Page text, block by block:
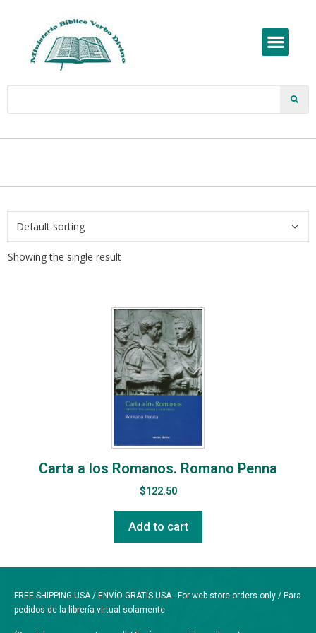
Showing the single result
Carta a los Romanos. Romano Penna
$122.50
Add to cart
FREE SHIPPING USA / ENVÍO GRATIS USA - For web-store orders only / Para
pedidos de la librería virtual solamente